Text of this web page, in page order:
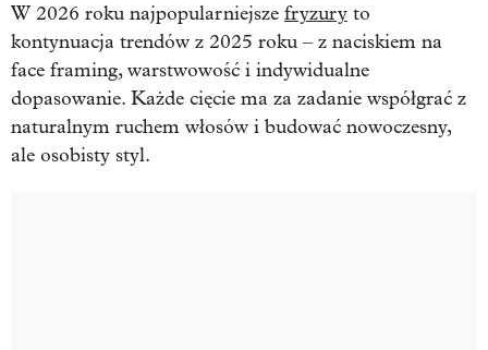
W 2026 roku najpopularniejsze fryzury to
kontynuacja trendów z 2025 roku – z naciskiem na
face framing, warstwowość i indywidualne
dopasowanie. Każde cięcie ma za zadanie współgrać z
naturalnym ruchem włosów i budować nowoczesny,
ale osobisty styl.